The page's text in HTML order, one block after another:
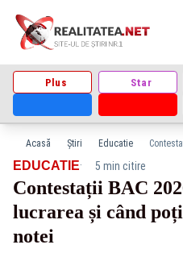
Plus Star
Acasă Știri Educatie
EDUCATIE· 5 min citire
Contestații BAC
lucrarea și când
notei